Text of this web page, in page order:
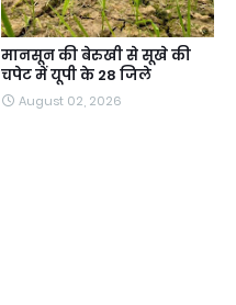
मानसून की बेरुखी से सूखे की
चपेट में यूपी के 28 जिले
August 02, 2026